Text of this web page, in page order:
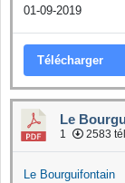
01-09-2019
Télécharger
Le
1 2583
Le Bourguifontain